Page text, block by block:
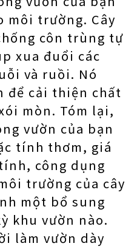
môi trường. Cây
côn trùng tự
xua đuổi các
và ruồi. Nó
để cải thiện chất
mòn. Tóm lại,
vườn của bạn
tính thơm, giá
công dụng
trường của cây
một bổ sung
khu vườn nào.
làm vườn dày